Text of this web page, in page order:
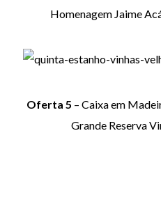
Homenagem Jaime
Oferta 5 – Caixa em
Grande Reserva